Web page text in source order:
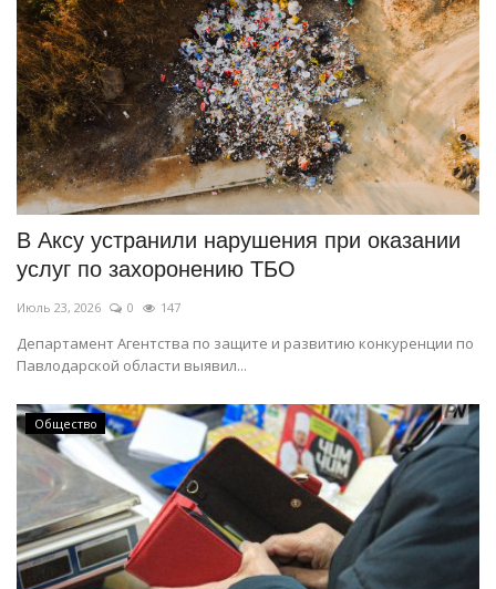
В Аксу устранили нарушения при оказании
услуг по захоронению ТБО
Июль 23, 2026 0 147
Департамент Агентства по защите и развитию конкуренции по
Павлодарской области выявил...
Общество